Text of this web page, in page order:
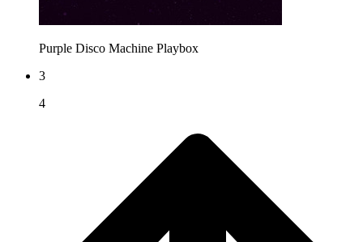
Purple Disco Machine Playbox
3
4